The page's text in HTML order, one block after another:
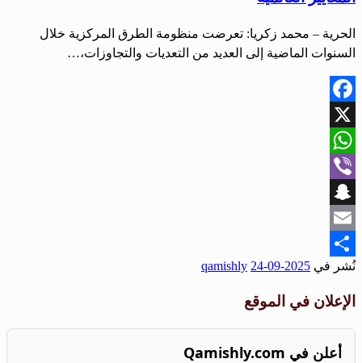
الحرية – محمد زكريا: تعرضت منظومة الطرق المركزية خلال
السنوات الماضية إلى العديد من التعديات والتجاوزات،…
Facebook
X
WhatsApp
Viber
Snapchat
Email
Share
نُشر في 2025-09-24
qamishly
الإعلان في الموقع
أعلن في Qamishly.com